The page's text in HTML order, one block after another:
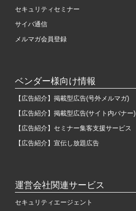
セキュリティセミナー
サイバ通信
メルマガ会員登録
ベンダー様向け情報
【広告紹介】掲載型広告(号外メルマガ)
【広告紹介】掲載型広告(サイト内バナー)
【広告紹介】セミナー集客支援サービス
【広告紹介】宣伝し放題広告
運営会社関連サービス
セキュリティエージェント